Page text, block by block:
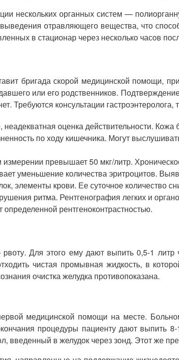
нескольких органных систем —
отравляющего вещества, что
в стационар через несколько часов
бригада скорой медицинской помощи,
или его родственников.
Требуются консультации
оценка действительности.
по ходу кишечника. Могут
превышает 50 мкг/литр.
уменьшение количества эритроцитов.
элементы крови. Ее суточное количество
ритма. Рентгенография легких и
рентгеноконтрастностью.
Для этого ему дают выпить 0,5-1
чистая промывная жидкость, в
очистка желудка противопоказана.
медицинской помощи на месте.
процедуры пациенту дают выпить
введенный в желудок через зонд. Этот же